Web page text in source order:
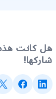
هل كانت
شاركها!